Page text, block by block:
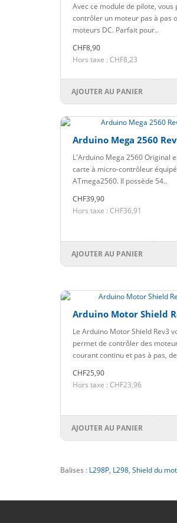
Avec ce module de pilote, vous
contrôler un moteur pas à pas
moteurs DC. Parfait pour..
CHF8,90
Hors taxe : CHF8,23
AJOUTER AU PANIER
Arduino Mega 2560
L'Arduino Mega 2560 Original
carte à micro-contrôleur
ATmega2560. Il possède 54..
CHF39,90
Hors taxe : CHF36,91
AJOUTER AU PANIER
Arduino Motor Shield
Le Arduino Motor Shield Rev3
permet de contrôler des
courant continu et pas à pas,
CHF25,90
Hors taxe : CHF23,96
AJOUTER AU PANIER
Balises : L298P, L298, Shield du